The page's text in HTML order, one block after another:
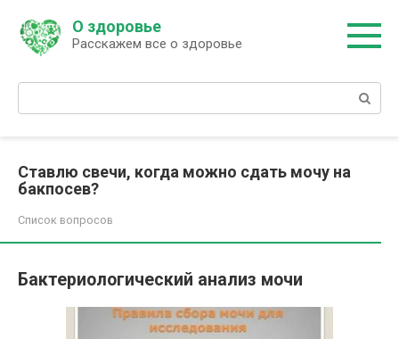
контенту
О здоровье
Расскажем все о здоровье
Поиск:
Ставлю свечи, когда можно сдать мочу на
бакпосев?
Список вопросов
Бактериологический анализ мочи